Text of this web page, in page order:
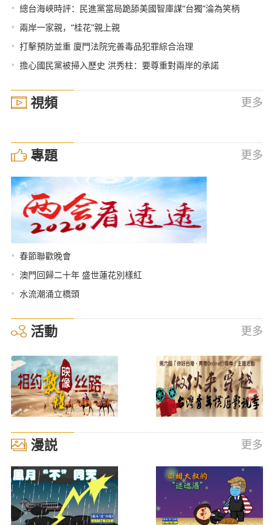
• 總台海峽時評：民進黨當局跪舔美國智庫謀“台獨”淪為笑柄
• 兩岸一家親，“桂花”親上親
• 打擊預防並重 廈門法院完善毒品犯罪綜合治理
• 擔心國民黨被掃入歷史 洪秀柱：要尊重對兩岸的承諾
視頻 更多
專題 更多
• 春節聯歡晚會
• 澳門回歸二十年 盛世蓮花別樣紅
• 水流潮涌立橋頭
活動 更多
漫説 更多